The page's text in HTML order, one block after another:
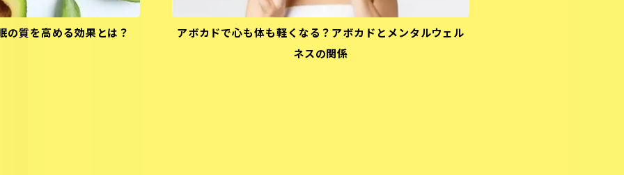
の質を高める効果とは？
アボカドで心も体も軽くなる？アボカドとメンタルウェル
ネスの関係